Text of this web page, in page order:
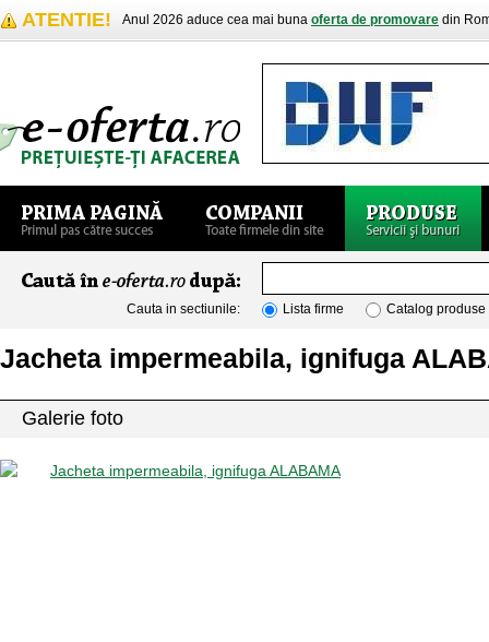
ATENTIE! Anul 2026 aduce cea mai buna oferta de promovare din
Cauta in sectiunile: Lista firme Catalog produse
Jacheta impermeabila, ignifuga
Galerie foto